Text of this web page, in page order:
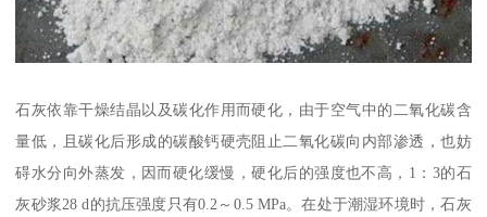
石灰依靠干燥结晶以及碳化作用而硬化，由于空气中的二氧化碳含
量低，且碳化后形成的碳酸钙硬壳阻止二氧化碳向内部渗透，也妨
碍水分向外蒸发，因而硬化缓慢，硬化后的强度也不高，1：3的石
灰砂浆28 d的抗压强度只有0.2～0.5 MPa。在处于潮湿环境时，石灰